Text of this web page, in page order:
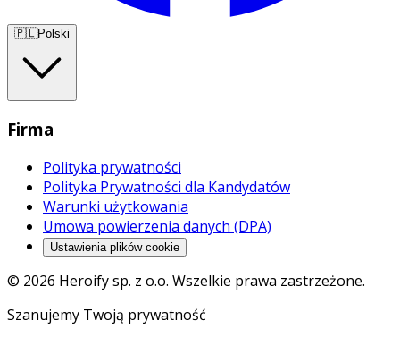
🇵🇱Polski
Firma
Polityka prywatności
Polityka Prywatności dla Kandydatów
Warunki użytkowania
Umowa powierzenia danych (DPA)
Ustawienia plików cookie
© 2026 Heroify sp. z o.o. Wszelkie prawa zastrzeżone.
Szanujemy Twoją prywatność